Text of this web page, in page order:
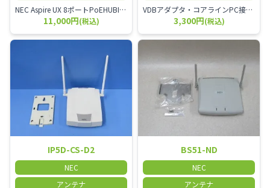
NEC Aspire UX 8ポートPoEHUBITR電話機、ITL電話機、ITZ電話機用などに利用可能な8ポート給電HUB
11,000円(税込)
VDBアダプタ・コアラインPC接続用インターフェイスアダプタ・10/100BASE-TX兼用で1ポート・ESIUインターフェイスを1ポート
3,300円(税込)
IP5D-CS-D2
NEC
アンテナ
BS51-ND
NEC
アンテナ